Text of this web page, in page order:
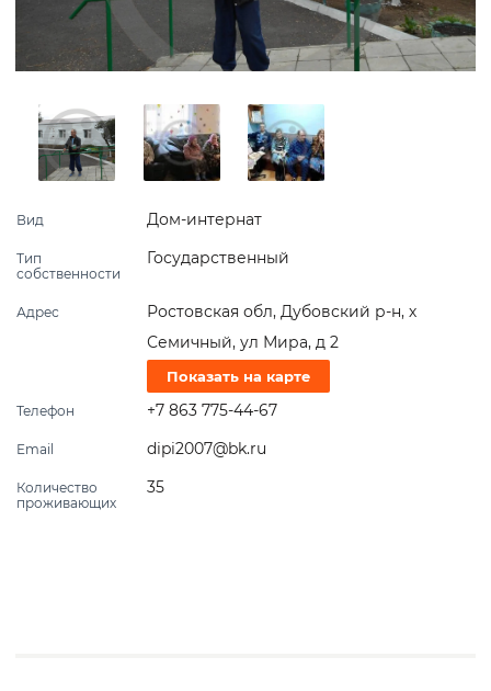
Вид Дом-интернат
Тип
собственности
Государственный
Адрес
Ростовская обл, Дубовский р-н, х
Семичный, ул Мира, д 2
Показать на карте
Телефон +7 863 775-44-67
Email dipi2007@bk.ru
Количество
проживающих
35